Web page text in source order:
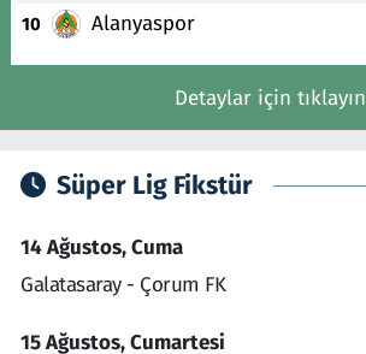
10 Alanyaspor
Detaylar için tıklayın
Süper Lig Fikstür
14 Ağustos, Cuma
Galatasaray - Çorum FK
15 Ağustos, Cumartesi